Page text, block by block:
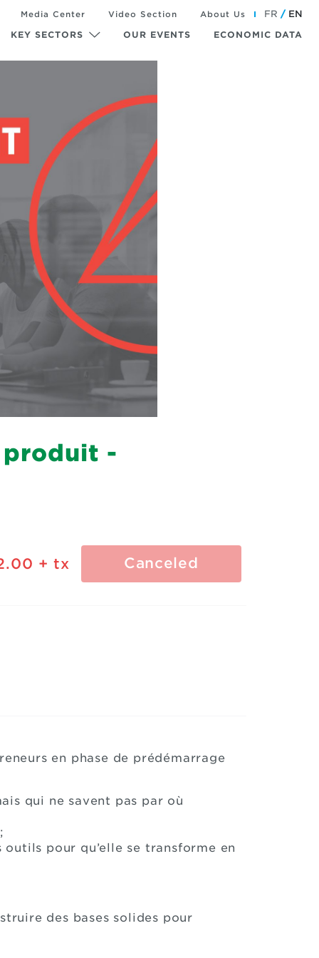
KEY SECTORS OUR EVENTS ECONOMIC DATA
Media Center Video Section About Us FR EN
produit -
+ tx Canceled
en phase de prédémarrage
qui ne savent pas par où
pour qu’elle se transforme en
des bases solides pour